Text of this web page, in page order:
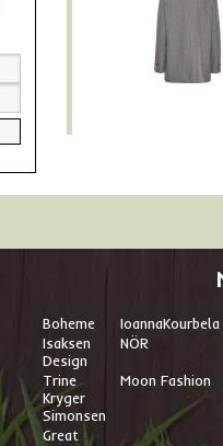
Boheme IoannaKourbela
Isaksen
Design
NÖR
Trine
Kryger
Simonsen
Moon Fashion
Great